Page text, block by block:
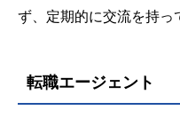
ず、定期的に交流を持っ
転職エージェント